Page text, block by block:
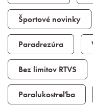
Športové novinky
Paradrezúra
Bez limitov RTVS
Paralukostreľba